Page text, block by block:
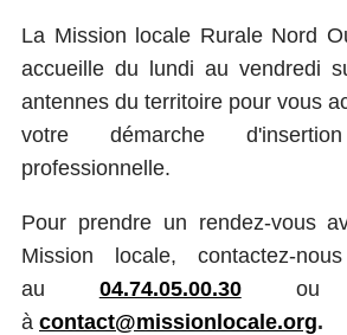
La Mission locale Rurale Nord
accueille du lundi au vendredi
antennes du territoire pour vous
votre démarche
professionnelle.
Pour prendre un rendez-vous
Mission locale, contactez-
au 04.74.05.00.30
ou
à contact@missionlocale.org.